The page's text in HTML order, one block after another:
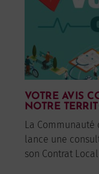
VOTRE AVIS
NOTRE
La
lance une
son Contrat